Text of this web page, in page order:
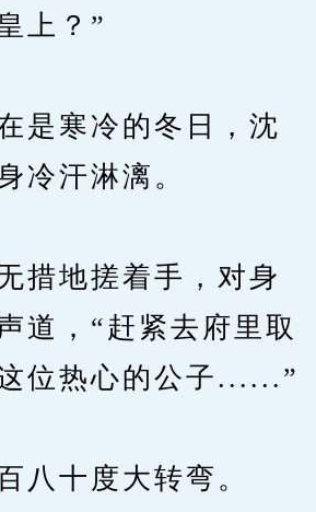
上？”
寒冷的冬日，沈
冷汗淋漓。
地搓着手，对身
道，“赶紧去府里取
位热心的公子......”
十度大转弯。